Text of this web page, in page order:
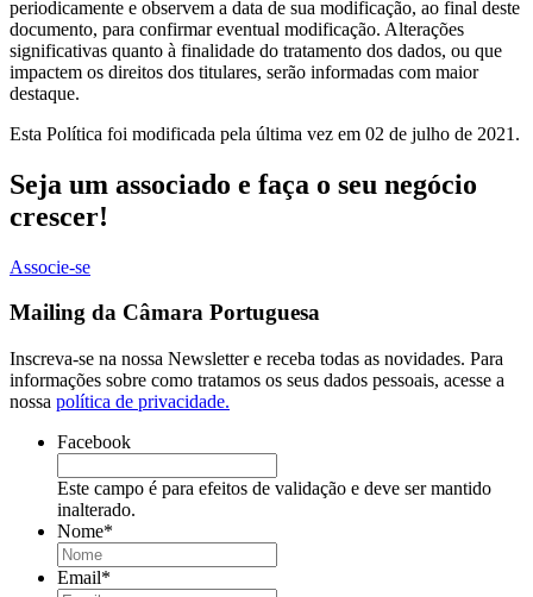
periodicamente e observem a data de sua modificação, ao final deste
documento, para confirmar eventual modificação. Alterações
significativas quanto à finalidade do tratamento dos dados, ou que
impactem os direitos dos titulares, serão informadas com maior
destaque.
Esta Política foi modificada pela última vez em 02 de julho de 2021.
Seja um associado e faça o seu negócio
crescer!
Associe-se
Mailing da Câmara Portuguesa
Inscreva-se na nossa Newsletter e receba todas as novidades. Para
informações sobre como tratamos os seus dados pessoais, acesse a
nossa política de privacidade.
Facebook
Este campo é para efeitos de validação e deve ser mantido
inalterado.
Nome*
Email*